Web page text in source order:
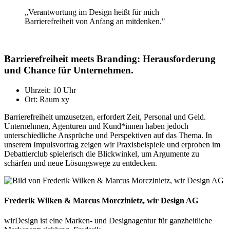
„Verantwortung im Design heißt für mich
Barrierefreiheit von Anfang an mitdenken."
Barrierefreiheit meets Branding: Herausforderung
und Chance für Unternehmen.
Uhrzeit: 10 Uhr
Ort: Raum xy
Barrierefreiheit umzusetzen, erfordert Zeit, Personal und Geld.
Unternehmen, Agenturen und Kund*innen haben jedoch
unterschiedliche Ansprüche und Perspektiven auf das Thema. In
unserem Impulsvortrag zeigen wir Praxisbeispiele und erproben im
Debattierclub spielerisch die Blickwinkel, um Argumente zu
schärfen und neue Lösungswege zu entdecken.
Frederik Wilken & Marcus Morczinietz, wir Design AG
wirDesign ist eine Marken- und Designagentur für ganzheitliche